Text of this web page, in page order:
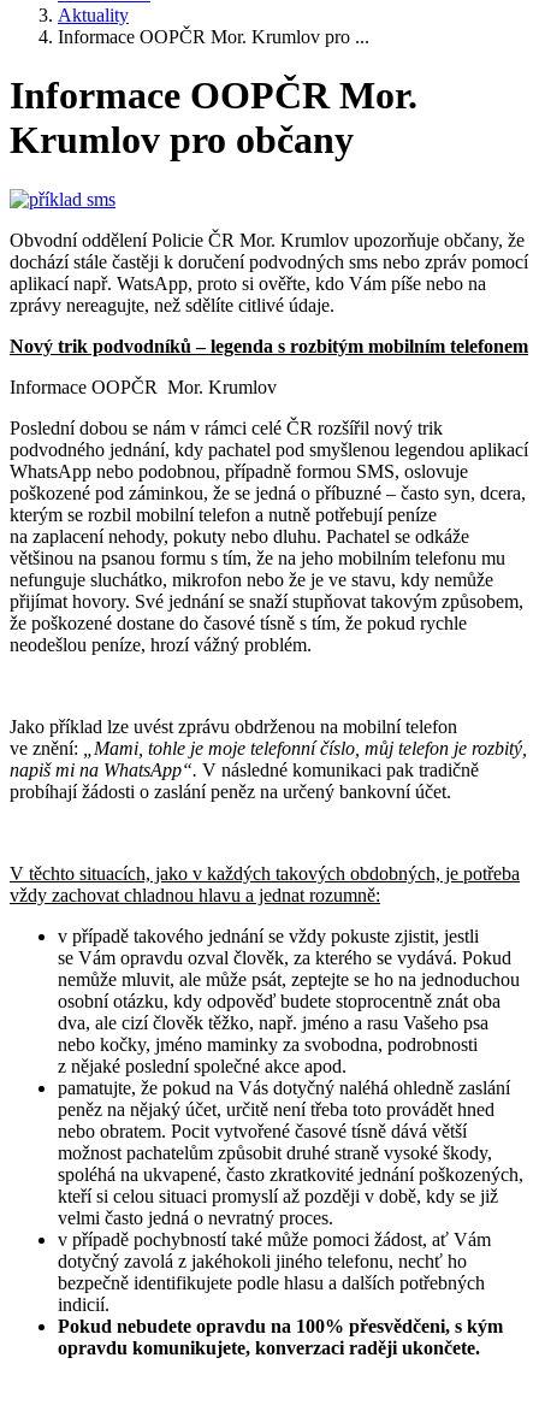
Aktuality
Informace OOPČR Mor. Krumlov pro ...
Informace OOPČR Mor.
Krumlov pro občany
Obvodní oddělení Policie ČR Mor. Krumlov upozorňuje občany, že
dochází stále častěji k doručení podvodných sms nebo zpráv pomocí
aplikací např. WatsApp, proto si ověřte, kdo Vám píše nebo na
zprávy nereagujte, než sdělíte citlivé údaje.
Nový trik podvodníků – legenda s rozbitým mobilním telefonem
Informace OOPČR Mor. Krumlov
Poslední dobou se nám v rámci celé ČR rozšířil nový trik
podvodného jednání, kdy pachatel pod smyšlenou legendou aplikací
WhatsApp nebo podobnou, případně formou SMS, oslovuje
poškozené pod záminkou, že se jedná o příbuzné – často syn, dcera,
kterým se rozbil mobilní telefon a nutně potřebují peníze
na zaplacení nehody, pokuty nebo dluhu. Pachatel se odkáže
většinou na psanou formu s tím, že na jeho mobilním telefonu mu
nefunguje sluchátko, mikrofon nebo že je ve stavu, kdy nemůže
přijímat hovory. Své jednání se snaží stupňovat takovým způsobem,
že poškozené dostane do časové tísně s tím, že pokud rychle
neodešlou peníze, hrozí vážný problém.
Jako příklad lze uvést zprávu obdrženou na mobilní telefon
ve znění:
„Mami, tohle je moje telefonní číslo, můj telefon je rozbitý,
napiš mi na WhatsApp“. V následné komunikaci pak tradičně
probíhají žádosti o zaslání peněz na určený bankovní účet.
V těchto situacích, jako v každých takových obdobných, je potřeba
vždy zachovat chladnou hlavu a jednat rozumně:
v případě takového jednání se vždy pokuste zjistit, jestli
se Vám opravdu ozval člověk, za kterého se vydává. Pokud
nemůže mluvit, ale může psát, zeptejte se ho na jednoduchou
osobní otázku, kdy odpověď budete stoprocentně znát oba
dva, ale cizí člověk těžko, např. jméno a rasu Vašeho psa
nebo kočky, jméno maminky za svobodna, podrobnosti
z nějaké poslední společné akce apod.
pamatujte, že pokud na Vás dotyčný naléhá ohledně zaslání
peněz na nějaký účet, určitě není třeba toto provádět hned
nebo obratem. Pocit vytvořené časové tísně dává větší
možnost pachatelům způsobit druhé straně vysoké škody,
spoléhá na ukvapené, často zkratkovité jednání poškozených,
kteří si celou situaci promyslí až později v době, kdy se již
velmi často jedná o nevratný proces.
v případě pochybností také může pomoci žádost, ať Vám
dotyčný zavolá z jakéhokoli jiného telefonu, nechť ho
bezpečně identifikujete podle hlasu a dalších potřebných
indicií.
Pokud nebudete opravdu na 100% přesvědčeni, s kým
opravdu komunikujete, konverzaci raději ukončete.